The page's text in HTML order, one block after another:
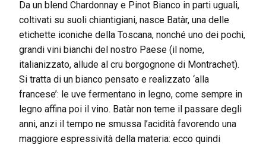
Da un blend Chardonnay e Pinot Bianco in parti uguali,
coltivati su suoli chiantigiani, nasce Batàr, una delle
etichette iconiche della Toscana, nonché uno dei pochi,
grandi vini bianchi del nostro Paese (il nome,
italianizzato, allude al cru borgognone di Montrachet).
Si tratta di un bianco pensato e realizzato ‘alla
francese’: le uve fermentano in legno, come sempre in
legno affina poi il vino. Batàr non teme il passare degli
anni, anzi il tempo ne smussa l’acidità favorendo una
maggiore espressività della materia: ecco quindi